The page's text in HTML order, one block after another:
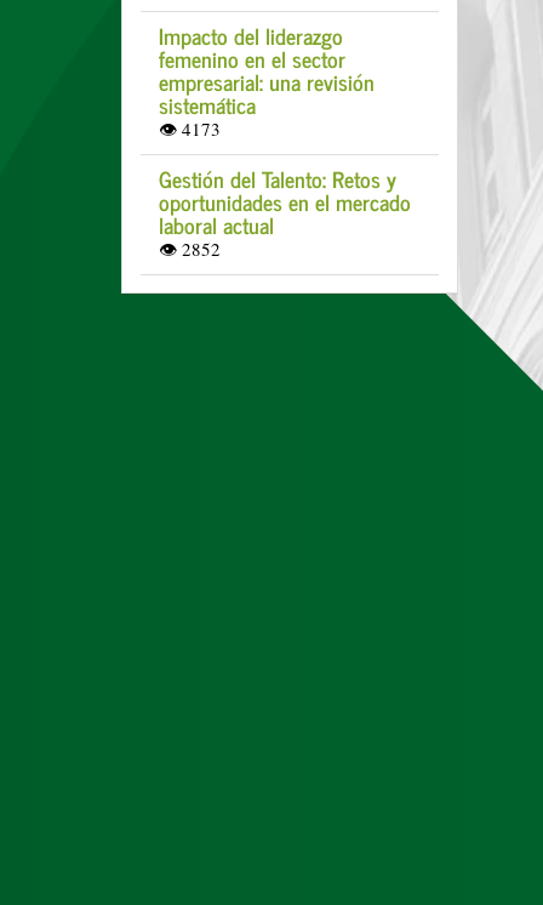
Impacto del liderazgo
femenino en el sector
empresarial: una revisión
sistemática
👁 4173
Gestión del Talento: Retos y
oportunidades en el mercado
laboral actual
👁 2852